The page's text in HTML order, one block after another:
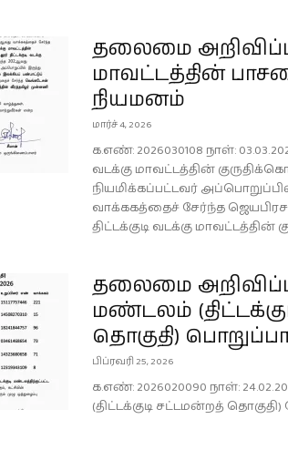
தலைமை
மாவட்டத்தின்
நியமனம்
மார்ச் 4, 2026
க.எண்: 2026030108 நாள்:
வடக்கு மாவட்டத்தின்
நியமிக்கப்பட்டவர் அப்பொறுப்பில்
வாக்ககத்தைச் சேர்ந்த
திட்டக்குடி வடக்கு மாவட்டத்தின்
தலைமை அறிவிப்பு
மண்டலம்
தொகுதி)
பிப்ரவரி 25, 2026
க.எண்: 2026020090 நாள்:
(திட்டக்குடி சட்டமன்றத்